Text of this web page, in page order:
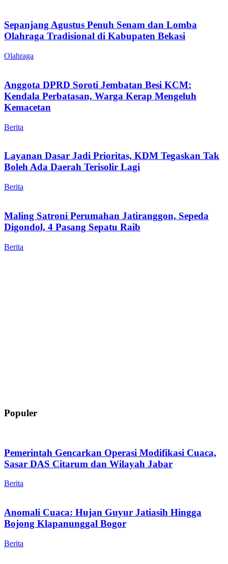
Sepanjang Agustus Penuh Senam dan Lomba
Olahraga Tradisional di Kabupaten Bekasi
Olahraga
Anggota DPRD Soroti Jembatan Besi KCM:
Kendala Perbatasan, Warga Kerap Mengeluh
Kemacetan
Berita
Layanan Dasar Jadi Prioritas, KDM Tegaskan Tak
Boleh Ada Daerah Terisolir Lagi
Berita
Maling Satroni Perumahan Jatiranggon, Sepeda
Digondol, 4 Pasang Sepatu Raib
Berita
Populer
Pemerintah Gencarkan Operasi Modifikasi Cuaca,
Sasar DAS Citarum dan Wilayah Jabar
Berita
Anomali Cuaca: Hujan Guyur Jatiasih Hingga
Bojong Klapanunggal Bogor
Berita